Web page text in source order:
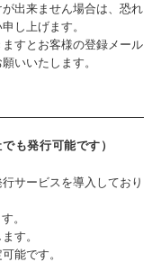
出来ません場合は、恐れ
し上げます。
すとお客様の登録メール
いいたします。
も発行可能です）
サービスを導入しており
。
す。
能です。